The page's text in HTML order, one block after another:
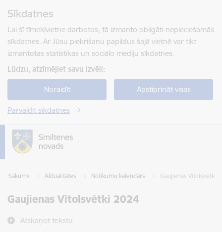
Sīkdatnes
Lai šī tīmekļvietne darbotos, tā izmanto obligāti nepieciešamās
sīkdatnes. Ar Jūsu piekrišanu papildus šajā vietnē var tikt
izmantotas statistikas un sociālo mediju sīkdatnes.
Lūdzu, atzīmējiet savu izvēli:
Noraidīt Apstiprināt visas
Pārvaldīt sīkdatnes
Sākums Aktualitātes Notikumu kalendārs ​​​​​​​Gaujienas Vītolsvētki
​​​​​​​Gaujienas Vītolsvētki 2024
Atskaņot tekstu